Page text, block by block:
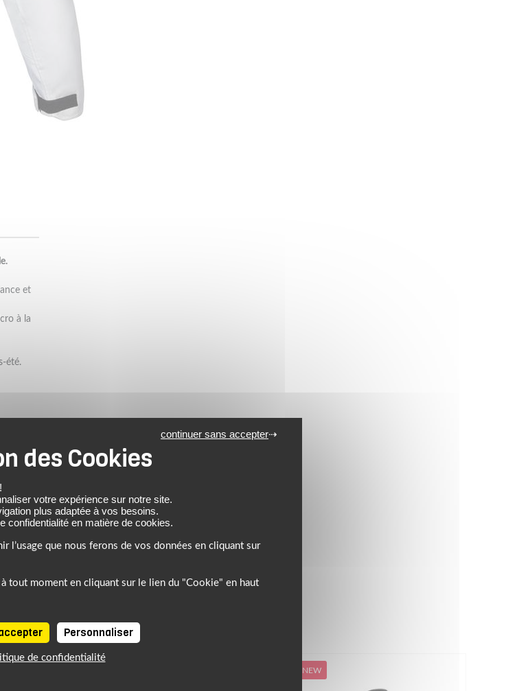
et
à la
été.
DE PRODUITS SIMILAIRES
votre expérience sur notre site.
plus adaptée à vos besoins.
confidentialité en matière de cookies.
l’usage que nous ferons de vos données en cliquant sur
tout moment en cliquant sur le lien du "Cookie" en haut
continuer sans accepter
Personnaliser
de confidentialité